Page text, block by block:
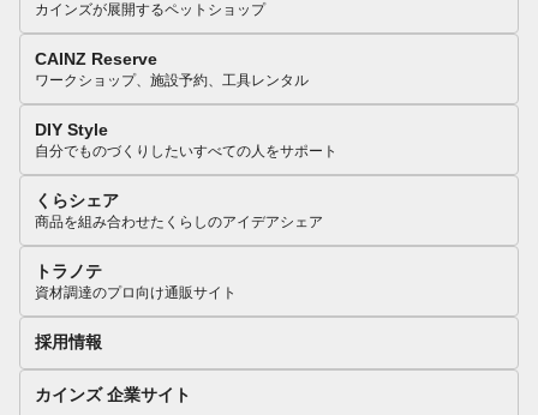
カインズが展開するペットショップ
CAINZ Reserve
ワークショップ、施設予約、工具レンタル
DIY Style
自分でものづくりしたいすべての人をサポート
くらシェア
商品を組み合わせたくらしのアイデアシェア
トラノテ
資材調達のプロ向け通販サイト
採用情報
カインズ 企業サイト